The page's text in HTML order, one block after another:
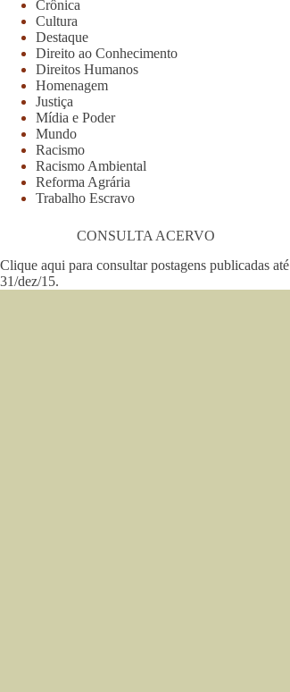
Crônica
Cultura
Destaque
Direito ao Conhecimento
Direitos Humanos
Homenagem
Justiça
Mídia e Poder
Mundo
Racismo
Racismo Ambiental
Reforma Agrária
Trabalho Escravo
CONSULTA ACERVO
Clique aqui para consultar postagens publicadas até
31/dez/15.